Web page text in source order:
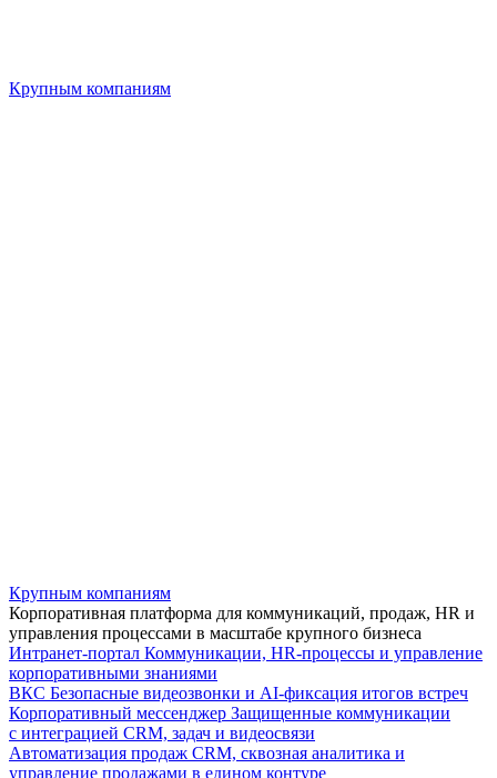
Крупным компаниям
Крупным компаниям
Корпоративная платформа для коммуникаций, продаж, HR и
управления процессами в масштабе крупного бизнеса
Интранет-портал Коммуникации, HR-процессы и управление
корпоративными знаниями
ВКС Безопасные видеозвонки и AI-фиксация итогов встреч
Корпоративный мессенджер Защищенные коммуникации
с интеграцией CRM, задач и видеосвязи
Автоматизация продаж CRM, сквозная аналитика и
управление продажами в едином контуре